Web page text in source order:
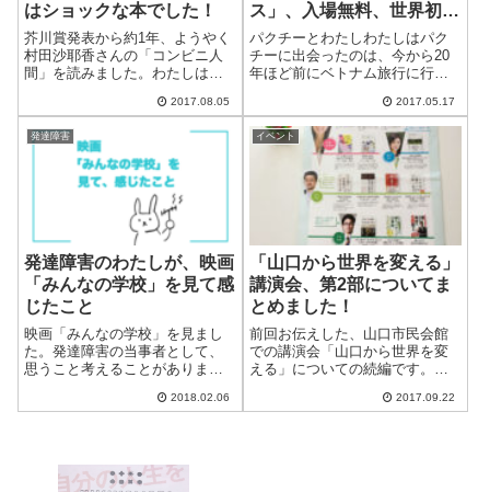
はショックな本でした！
芥川賞発表から約1年、ようやく
村田沙耶香さんの「コンビニ人
間」を読みました。わたしは、
たり読んだりしたいので、気に
ないようにしています。なので
「コンビニ人間」について知っ
ていた情報は、...
2017.08.05
ス」、入場無料、世界初開
催？
パクチーとわたしわたしはパク
チーに出会ったのは、今から20
年ほど前にベトナム旅行に行っ
だパクチーはメジャーではな
く、わたしも知りませんでし
た。一緒に旅行に行った友人が
「クセになるよ〜」と勧めてく
れましたが、初めて...
2017.05.17
発達障害
発達障害のわたしが、映画
「みんなの学校」を見て感
じたこと
映画「みんなの学校」を見まし
た。発達障害の当事者として、
思うこと考えることがありまし
います。映画「みんなの学校」
関西テレビのド...
2018.02.06
イベント
「山口から世界を変える」
講演会、第2部についてま
とめました！
前回お伝えした、山口市民会館
での講演会「山口から世界を変
える」についての続編です。参
ん、山口での講演会「山口から
2017.09.22